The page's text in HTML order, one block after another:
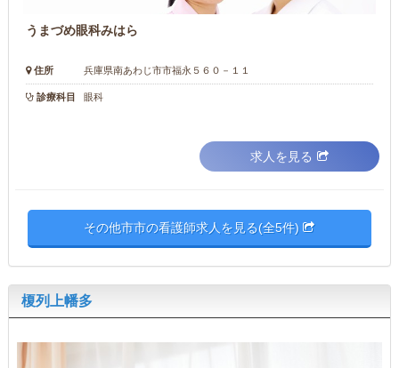
うまづめ眼科みはら
住所 兵庫県南あわじ市市福永５６０－１１
診療科目 眼科
求人を見る
その他市市の看護師求人を見る(全5件)
榎列上幡多